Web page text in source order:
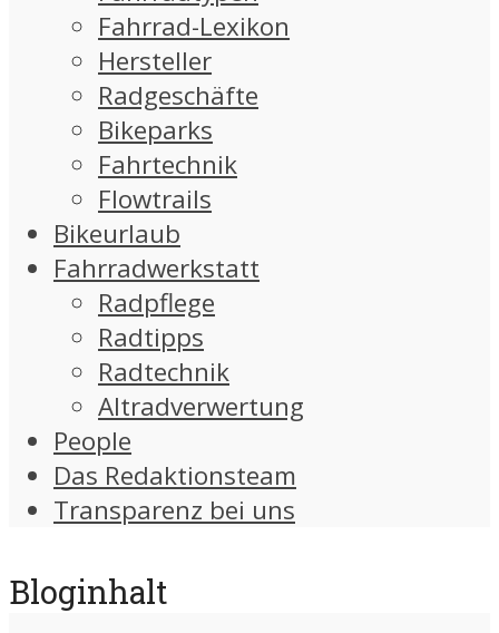
Fahrrad-Lexikon
Hersteller
Radgeschäfte
Bikeparks
Fahrtechnik
Flowtrails
Bikeurlaub
Fahrradwerkstatt
Radpflege
Radtipps
Radtechnik
Altradverwertung
People
Das Redaktionsteam
Transparenz bei uns
Bloginhalt